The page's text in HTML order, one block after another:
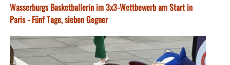
Wasserburgs Basketballerin im 3x3-Wettbewerb am Start in
Paris - Fünf Tage, sieben Gegner